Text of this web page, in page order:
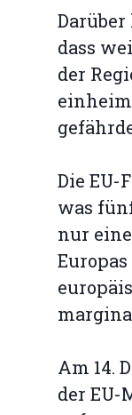
dass
der
Die EU-
was
nur
Am 14.
der EU-